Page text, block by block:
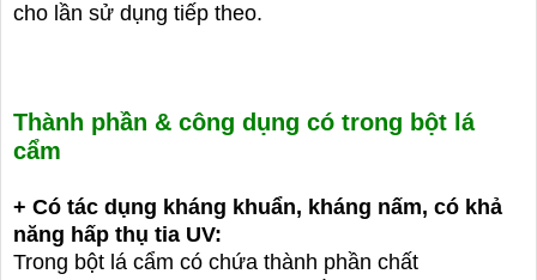
cho lần sử dụng tiếp theo.
Thành phần & công dụng có trong bột lá
cẩm
+ Có tác dụng kháng khuẩn, kháng nấm, có khả
năng hấp thụ tia UV:
Trong bột lá cẩm có chứa thành phần chất